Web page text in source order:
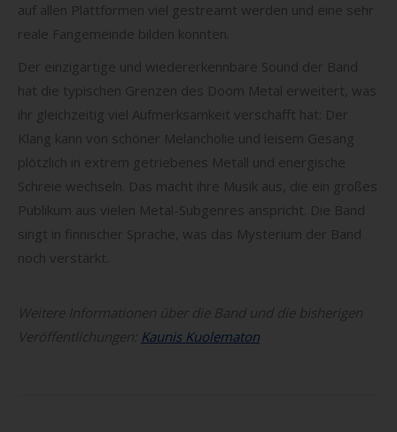
auf allen Plattformen viel gestreamt werden und eine sehr
reale Fangemeinde bilden konnten.
Der einzigartige und wiedererkennbare Sound der Band
hat die typischen Grenzen des Doom Metal erweitert, was
ihr gleichzeitig viel Aufmerksamkeit verschafft hat: Der
Klang kann von schöner Melancholie und leisem Gesang
plötzlich in extrem getriebenes Metall und energische
Schreie wechseln. Das macht ihre Musik aus, die ein großes
Publikum aus vielen Metal-Subgenres anspricht. Die Band
singt in finnischer Sprache, was das Mysterium der Band
noch verstärkt.
Weitere Informationen über die Band und die bisherigen
Veröffentlichungen: Kaunis Kuolematon